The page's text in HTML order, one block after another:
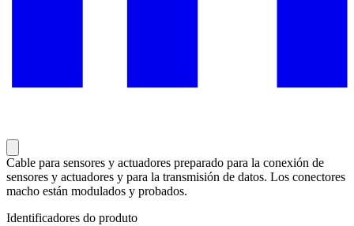
Cable para sensores y actuadores preparado para la conexión de
sensores y actuadores y para la transmisión de datos. Los conectores
macho están modulados y probados.
Identificadores do produto